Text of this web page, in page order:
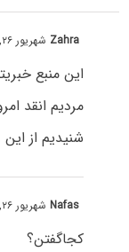
Zahra شهریور ۲۶, ۱۳۹۷ at ۳:۵۴ ب٫ظ
این منبع
مردیم انقد
شنیدیم از
Nafasشهریور ۲۶, ۱۳۹۷ at ۴:۰۱ ب٫ظ
کجاگفتن؟